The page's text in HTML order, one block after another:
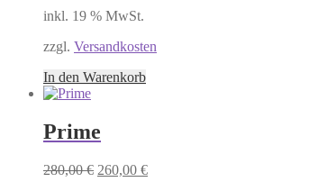
inkl. 19 % MwSt.
zzgl. Versandkosten
In den Warenkorb
Prime
280,00€ Ursprünglicher
260,00 €Aktueller